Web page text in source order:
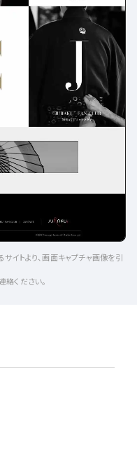
イトより、画面キャプチャ画像を引
絡ください。